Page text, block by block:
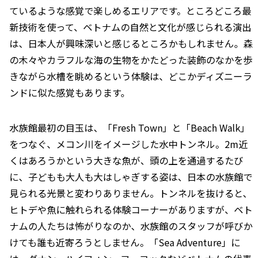
ているような感覚で楽しめるエリアです。ところどころ最
新技術を使って、ベトナムの自然と文化が感じられる演出
は、日本人が興味深いと感じるところかもしれません。森
の木々やカラフルな海の生物をかたどった装飾のなかを歩
きながら水槽を眺めるという体験は、どこかディズニーラ
ンドに似た感覚もあります。
水族館最初の目玉は、「Fresh Town」と「Beach Walk」
をつなぐ、メコン川をイメージした水中トンネル。2m近
くはあろうかという大きな魚が、頭の上を通過するたび
に、子どもも大人も大はしゃぎする姿は、日本の水族館で
見られる光景と変わりありません。トンネルを抜けると、
ヒトデや魚に触れられる体験コーナーがありますが、ベト
ナムの人たちは怖がりなのか、水族館のスタッフが呼びか
けても誰も近寄ろうとしません。「Sea Adventure」に